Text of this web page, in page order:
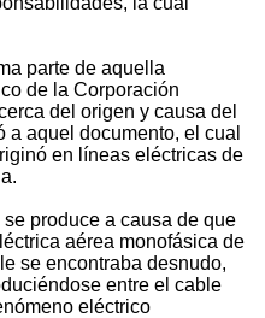
parte de aquella
de la Corporación
del origen y causa del
aquel documento, el cual
en líneas eléctricas de
produce a causa de que
aérea monofásica de
se encontraba desnudo,
entre el cable
eléctrico